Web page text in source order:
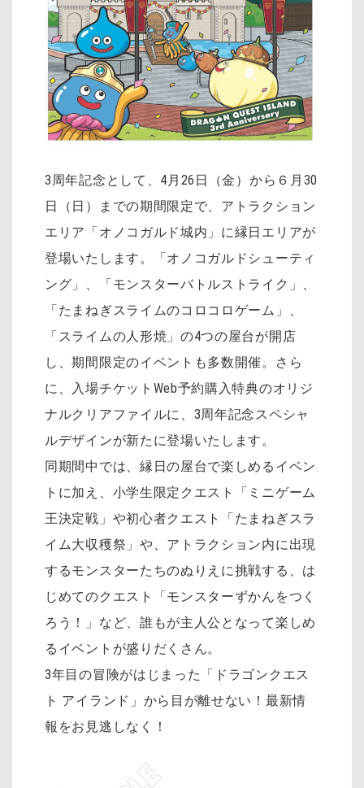
3周年記念として、4月26日（金）から６月30
日（日）までの期間限定で、アトラクション
エリア「オノコガルド城内」に縁日エリアが
登場いたします。「オノコガルドシューティ
ング」、「モンスターバトルストライク」、
「たまねぎスライムのコロコロゲーム」、
「スライムの人形焼」の4つの屋台が開店
し、期間限定のイベントも多数開催。さら
に、入場チケットWeb予約購入特典のオリジ
ナルクリアファイルに、3周年記念スペシャ
ルデザインが新たに登場いたします。
同期間中では、縁日の屋台で楽しめるイベン
トに加え、小学生限定クエスト「ミニゲーム
王決定戦」や初心者クエスト「たまねぎスラ
イム大収穫祭」や、アトラクション内に出現
するモンスターたちのぬりえに挑戦する、は
じめてのクエスト「モンスターずかんをつく
ろう！」など、誰もが主人公となって楽しめ
るイベントが盛りだくさん。
3年目の冒険がはじまった「ドラゴンクエス
ト アイランド」から目が離せない！最新情
報をお見逃しなく！